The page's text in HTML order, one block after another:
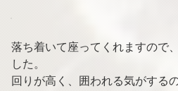
落ち着いて座ってくれますので
した。
回りが高く、囲われる気がする